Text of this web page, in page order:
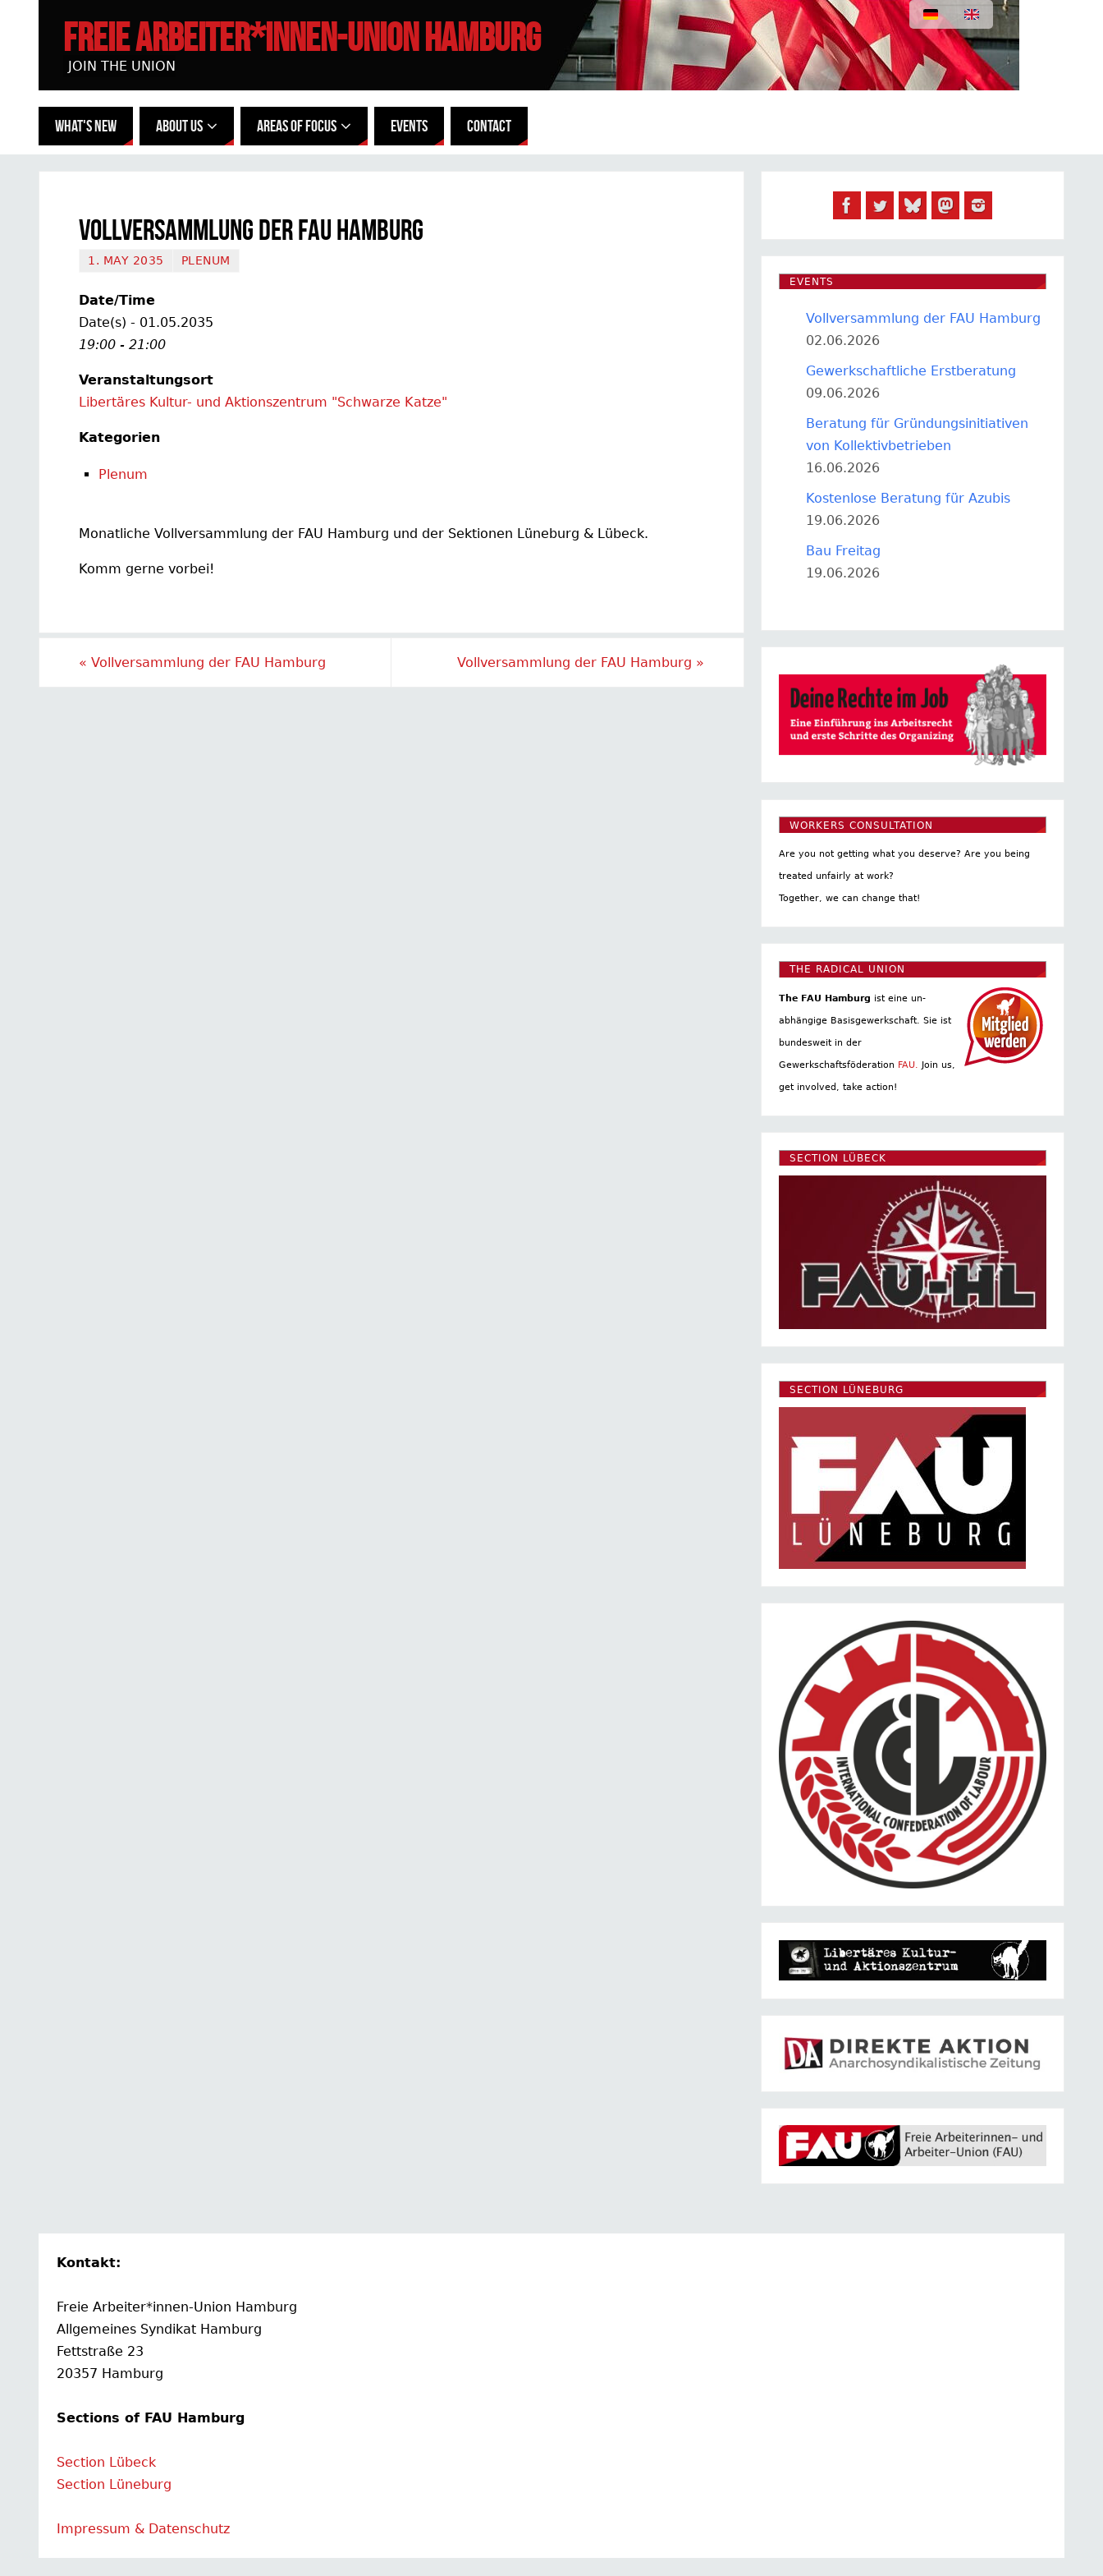
FREIE ARBEITER*INNEN-UNION HAMBURG
JOIN THE UNION
WHAT'S NEW ABOUT US AREAS OF FOCUS EVENTS CONTACT
Vollversammlung der FAU Hamburg
1. MAY 2035 PLENUM
Date/Time
Date(s) - 01.05.2035
19:00 - 21:00
Veranstaltungsort
Libertäres Kultur- und Aktionszentrum "Schwarze Katze"
Kategorien
Plenum
Monatliche Vollversammlung der FAU Hamburg und der Sektionen Lüneburg & Lübeck.
Komm gerne vorbei!
« Vollversammlung der FAU Hamburg Vollversammlung der FAU Hamburg »
EVENTS
Vollversammlung der FAU Hamburg
02.06.2026
Gewerkschaftliche Erstberatung
09.06.2026
Beratung für Gründungsinitiativen
von Kollektivbetrieben
16.06.2026
Kostenlose Beratung für Azubis
19.06.2026
Bau Freitag
19.06.2026
WORKERS CONSULTATION
Are you not getting what you deserve? Are you being
treated unfairly at work?
Together, we can change that!
THE RADICAL UNION
The FAU Hamburg ist eine un­
abhängige Basis­gewerkschaft. Sie ist
bundesweit in der
Gewerkschaftsföderation FAU. Join us,
get involved, take action!
SECTION LÜBECK
SECTION LÜNEBURG
Kontakt:
Freie Arbeiter*innen-Union Hamburg
Allgemeines Syndikat Hamburg
Fettstraße 23
20357 Hamburg
Sections of FAU Hamburg
Section Lübeck
Section Lüneburg
Impressum & Datenschutz